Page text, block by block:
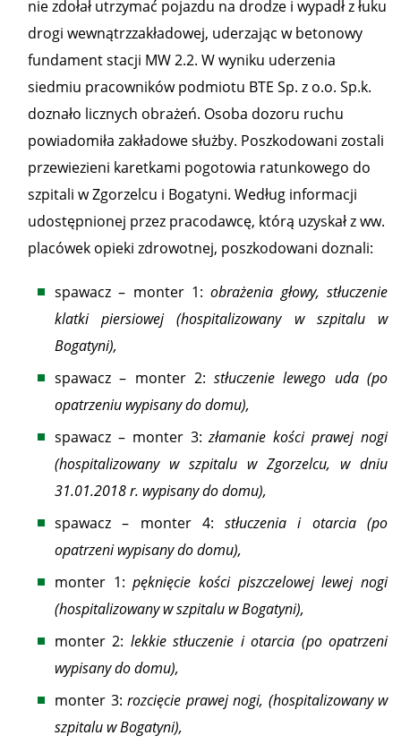
nie zdołał utrzymać pojazdu na drodze i wypadł z łuku
drogi wewnątrzzakładowej, uderzając w betonowy
fundament stacji MW 2.2. W wyniku uderzenia
siedmiu pracowników podmiotu BTE Sp. z o.o. Sp.k.
doznało licznych obrażeń. Osoba dozoru ruchu
powiadomiła zakładowe służby. Poszkodowani zostali
przewiezieni karetkami pogotowia ratunkowego do
szpitali w Zgorzelcu i Bogatyni. Według informacji
udostępnionej przez pracodawcę, którą uzyskał z ww.
placówek opieki zdrowotnej, poszkodowani doznali:
spawacz – monter 1:obrażenia głowy, stłuczenie
klatki piersiowej (hospitalizowany w szpitalu w
Bogatyni),
spawacz – monter 2: stłuczenie lewego uda (po
opatrzeniu wypisany do domu),
spawacz – monter 3:złamanie kości prawej nogi
(hospitalizowany w szpitalu w Zgorzelcu, w dniu
31.01.2018 r. wypisany do domu),
spawacz – monter 4:stłuczenia i otarcia (po
opatrzeni wypisany do domu),
monter 1:pęknięcie kości piszczelowej lewej nogi
(hospitalizowany w szpitalu w Bogatyni),
monter 2: lekkie stłuczenie i otarcia (po opatrzeni
wypisany do domu),
monter 3: rozcięcie prawej nogi, (hospitalizowany w
szpitalu w Bogatyni),